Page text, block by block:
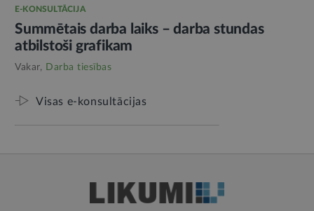
E-KONSULTĀCIJA
Summētais darba laiks – darba stundas
atbilstoši grafikam
Vakar, Darba tiesības
Visas e-konsultācijas